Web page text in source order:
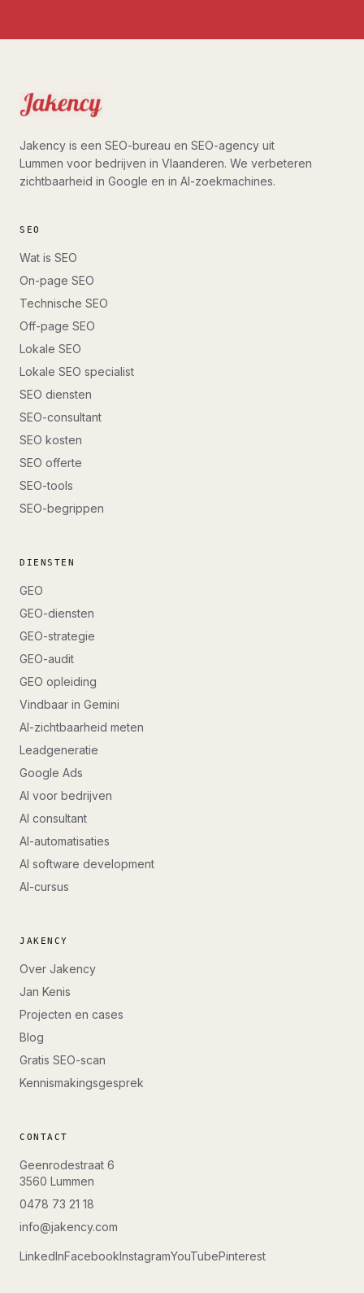
Jakency is een SEO-bureau en SEO-agency uit
Lummen voor bedrijven in Vlaanderen. We verbeteren
zichtbaarheid in Google en in AI-zoekmachines.
SEO
Wat is SEO
On-page SEO
Technische SEO
Off-page SEO
Lokale SEO
Lokale SEO specialist
SEO diensten
SEO-consultant
SEO kosten
SEO offerte
SEO-tools
SEO-begrippen
DIENSTEN
GEO
GEO-diensten
GEO-strategie
GEO-audit
GEO opleiding
Vindbaar in Gemini
AI-zichtbaarheid meten
Leadgeneratie
Google Ads
AI voor bedrijven
AI consultant
AI-automatisaties
AI software development
AI-cursus
JAKENCY
Over Jakency
Jan Kenis
Projecten en cases
Blog
Gratis SEO-scan
Kennismakingsgesprek
CONTACT
Geenrodestraat 6
3560 Lummen
0478 73 21 18
info@jakency.com
LinkedInFacebookInstagramYouTubePinterest